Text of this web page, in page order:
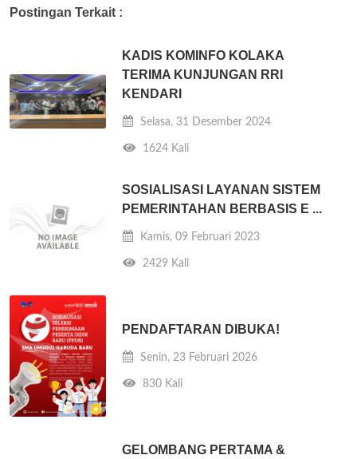
Postingan Terkait :
KADIS KOMINFO KOLAKA
TERIMA KUNJUNGAN RRI
KENDARI
Selasa, 31 Desember 2024
1624 Kali
SOSIALISASI LAYANAN SISTEM
PEMERINTAHAN BERBASIS E ...
Kamis, 09 Februari 2023
2429 Kali
PENDAFTARAN DIBUKA!
Senin, 23 Februari 2026
830 Kali
GELOMBANG PERTAMA &